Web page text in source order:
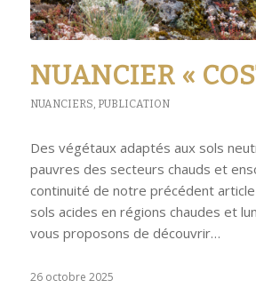
NUANCIER «
NUANCIERS, PUBLICATION
Des végétaux adaptés aux sols
pauvres des secteurs chauds et
continuité de notre précédent
sols acides en régions chaudes et
vous proposons de découvrir…
26 octobre 2025